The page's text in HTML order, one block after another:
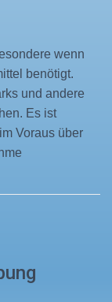
wenn
benötigt.
und andere
Es ist
Voraus über